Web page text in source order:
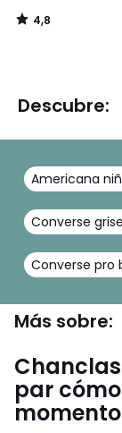
4,8
/
Descubre:
Americana
Converse
Converse pro
Más sobre:
par
momento